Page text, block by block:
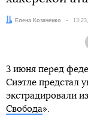
Автор:Елена Козаченко Дата:
3 июня перед
Сиэтле предстал
экстрадировали
Свобода».